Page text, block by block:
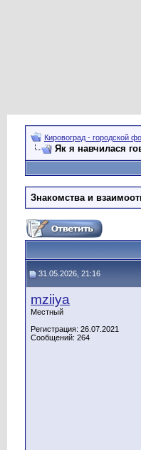
Кировоград - городской
Як я навчилася
Знакомства и
31.05.2026, 21:16
mziiya
Местный
Регистрация: 26.07.2021
Сообщений: 264